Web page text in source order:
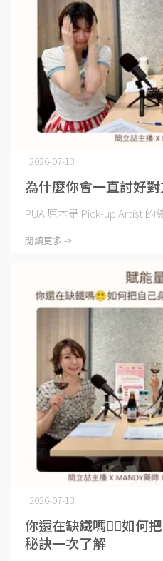
為什麼你會一直討好
| 2026-07-13
PUA 原本是 Pick-up Artist
閱讀更多 ->
你還在缺鐵嗎😵‍💫如何
秘訣一次了解
| 2026-07-13